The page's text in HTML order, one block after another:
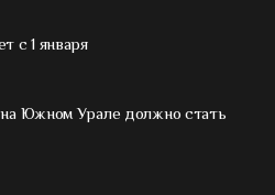
с 1 января
Южном Урале должно стать